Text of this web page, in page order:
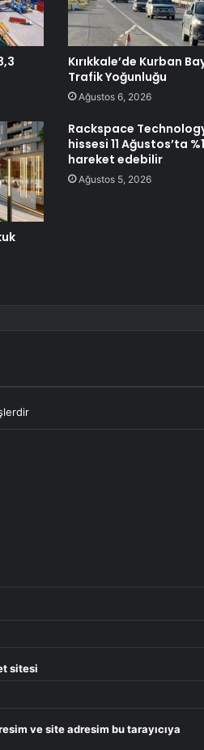
Kırıkkale’de Kurban
Trafik Yoğunluğu
Ağustos 6, 2026
Rackspace
hissesi 11 Ağustos’ta
hareket edebilir
Ağustos 5, 2026
sitesi
ve site adresim bu tarayıcıya